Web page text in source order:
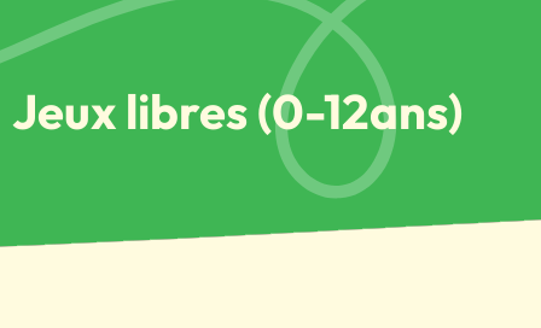
Jeux libres (0-12ans)